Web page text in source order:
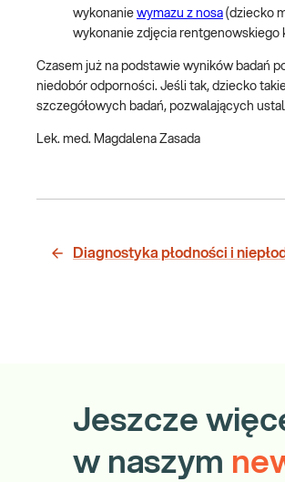
wykonanie wymazu z nosa (dziecko
wykonanie zdjęcia rentgenowskiego
Czasem już na podstawie wyników badań
niedobór odporności. Jeśli tak, dziecko
szczegółowych badań, pozwalających
Lek. med. Magdalena Zasada
Diagnostyka płodności i
Jeszcze
w naszym